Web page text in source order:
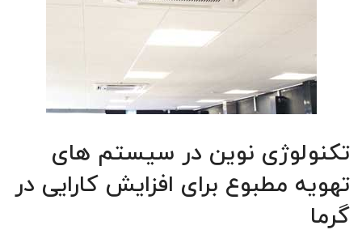
تکنولوژی‌ نوین در سیستم های
تهویه مطبوع برای افزایش کارایی در
گرما